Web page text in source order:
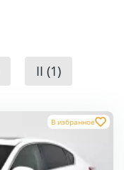
II (1)
В избранное